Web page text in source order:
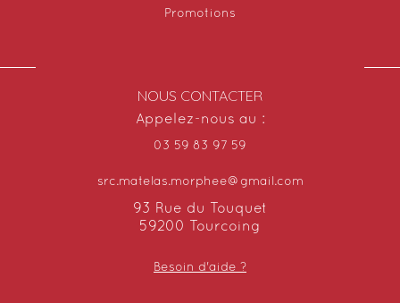
Promotions
NOUS CONTACTER
Appelez-nous au :
03 59 83 97 59
src.matelas.morphee@gmail.com
93 Rue du Touquet
59200 Tourcoing
Besoin d'aide ?